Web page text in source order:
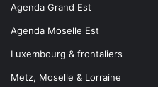
Agenda Grand Est
Agenda Moselle Est
Luxembourg & frontaliers
Metz, Moselle & Lorraine